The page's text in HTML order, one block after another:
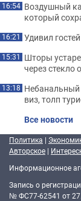
16:54 Воздушный
который
16:21 Удивил
15:31 Шторы
через стекло
13:18 Небанальный
виз, толп
Все новости
Политика |
Авторское |
Информационное
Запись о
№ ФС77-62541 от